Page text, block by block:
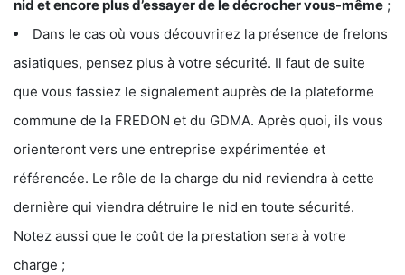
nid et encore plus d’essayer de le décrocher vous-même ;
Dans le cas où vous découvrirez la présence de frelons
asiatiques, pensez plus à votre sécurité. Il faut de suite
que vous fassiez le signalement auprès de la plateforme
commune de la FREDON et du GDMA. Après quoi, ils vous
orienteront vers une entreprise expérimentée et
référencée. Le rôle de la charge du nid reviendra à cette
dernière qui viendra détruire le nid en toute sécurité.
Notez aussi que le coût de la prestation sera à votre
charge ;